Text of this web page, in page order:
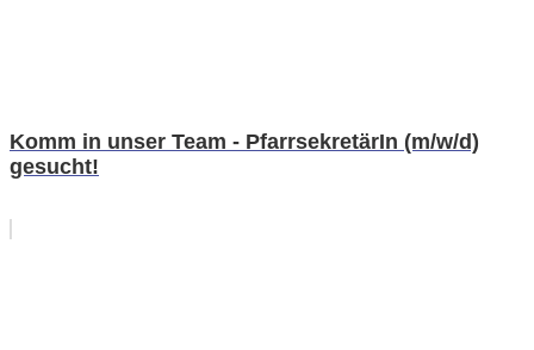
Komm in unser Team - PfarrsekretärIn (m/w/d)
gesucht!